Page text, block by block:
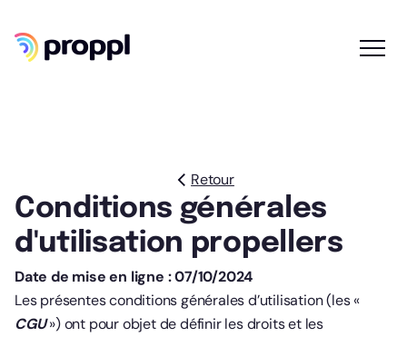
Retour
Conditions générales
d'utilisation propellers
Date de mise en ligne : 07/10/2024
Les présentes conditions générales d’utilisation (les «
CGU») ont pour objet de définir les droits et les